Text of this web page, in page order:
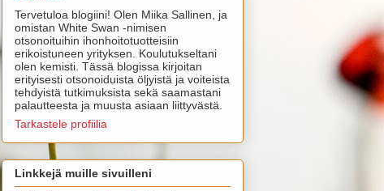
Tervetuloa blogiini! Olen Miika Sallinen, ja
omistan White Swan -nimisen
otsonoituihin ihonhoitotuotteisiin
erikoistuneen yrityksen. Koulutukseltani
olen kemisti. Tässä blogissa kirjoitan
erityisesti otsonoiduista öljyistä ja voiteista
tehdyistä tutkimuksista sekä saamastani
palautteesta ja muusta asiaan liittyvästä.
Tarkastele profiilia
Linkkejä muille sivuilleni